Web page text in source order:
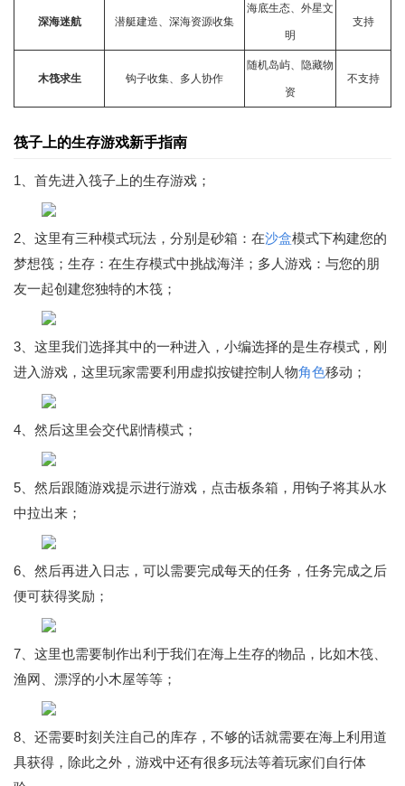
深海迷航 潜艇建造、深海资源收集
海底生态、外星文
明
支持
木筏求生 钩子收集、多人协作
随机岛屿、隐藏物
资
不支持
筏子上的生存游戏新手指南
1、首先进入筏子上的生存游戏；
2、这里有三种模式玩法，分别是砂箱：在沙盒模式下构建您的
梦想筏；生存：在生存模式中挑战海洋；多人游戏：与您的朋
友一起创建您独特的木筏；
3、这里我们选择其中的一种进入，小编选择的是生存模式，刚
进入游戏，这里玩家需要利用虚拟按键控制人物角色移动；
4、然后这里会交代剧情模式；
5、然后跟随游戏提示进行游戏，点击板条箱，用钩子将其从水
中拉出来；
6、然后再进入日志，可以需要完成每天的任务，任务完成之后
便可获得奖励；
7、这里也需要制作出利于我们在海上生存的物品，比如木筏、
渔网、漂浮的小木屋等等；
8、还需要时刻关注自己的库存，不够的话就需要在海上利用道
具获得，除此之外，游戏中还有很多玩法等着玩家们自行体